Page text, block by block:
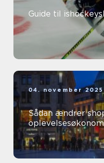
Guide til
04. november 2025
Sådan ændrer